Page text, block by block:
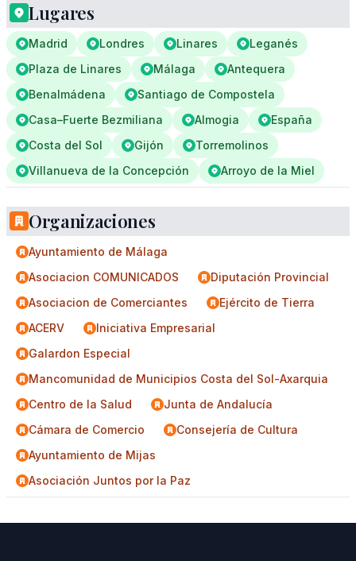
Lugares
Madrid Londres Linares
Leganés
Plaza de Linares
Málaga
Antequera
Benalmádena
Santiago de Compostela
Casa–Fuerte Bezmiliana
Almogia
España
Costa del Sol
Gijón
Torremolinos
Villanueva de la Concepción
Arroyo de la Miel
Organizaciones
Ayuntamiento de Málaga
Asociacion COMUNICADOS
Diputación Provincial
Asociacion de Comerciantes
Ejército de Tierra
ACERV
Iniciativa Empresarial
Galardon Especial
Mancomunidad de Municipios Costa del Sol-Axarquia
Centro de la Salud
Junta de Andalucía
Cámara de Comercio
Consejería de Cultura
Ayuntamiento de Mijas
Asociación Juntos por la Paz